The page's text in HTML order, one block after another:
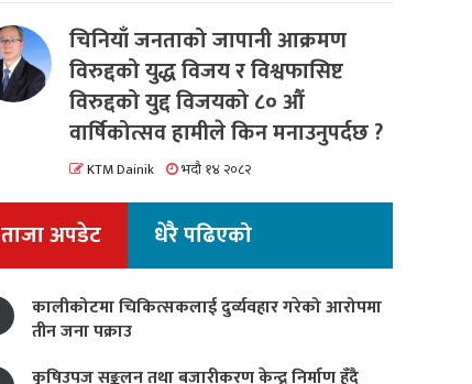
चिनियाँ जनताको जापानी आक्रमण
विरुद्दको युद्ध विजय र विश्वफासिष्ट
विरुद्दको युद्द विजयको ८० औं
वार्षिकोत्सव हामीले किन मनाउनुपर्दछ ?
KTM Dainik भदौ १४ २०८२
ताजा अपडेट धेरै पढिएको
कालीकोटमा चिकित्सकलाई दुर्व्यवहार गरेको आरोपमा
तीन जना पक्राउ
कृषिउपज सङ्कलन तथा बजारीकरण केन्द्र निर्माण हुँदै